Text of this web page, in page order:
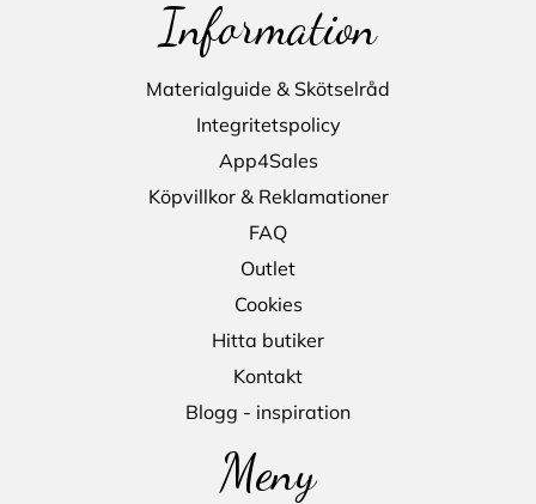
Information
Materialguide & Skötselråd
Integritetspolicy
App4Sales
Köpvillkor & Reklamationer
FAQ
Outlet
Cookies
Hitta butiker
Kontakt
Blogg - inspiration
Meny